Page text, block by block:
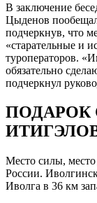
В заключение
Цыденов
подчеркнув, что
«старательные и
туроператоров.
обязательно
подчеркнул
ПОДАРОК
Место силы, место
России.
Иволга в 36 км